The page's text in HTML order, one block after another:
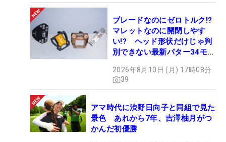
ブレードなのにゼロトルク!?
マレットなのに開閉しやす
い!? ヘッド形状だけじゃ判
別できない最新パター34モデ
#ギアカタログ2026
2026年8月10日 (月) 17時08分
39
アマ時代に渋野日向子と同組で見た
景色 あれから7年、吉澤柚月がつ
かんだ初優勝